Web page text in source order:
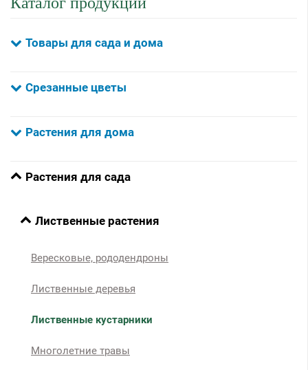
Товары для сада и дома
Срезанные цветы
Растения для дома
Растения для сада
Лиственные растения
Вересковые, рододендроны
Лиственные деревья
Лиственные кустарники
Многолетние травы